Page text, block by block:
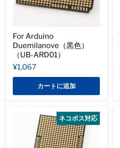
For Arduino
Duemilanove（黒色）
（UB-ARD01）
¥1,067
カートに追加
ネコポス対応